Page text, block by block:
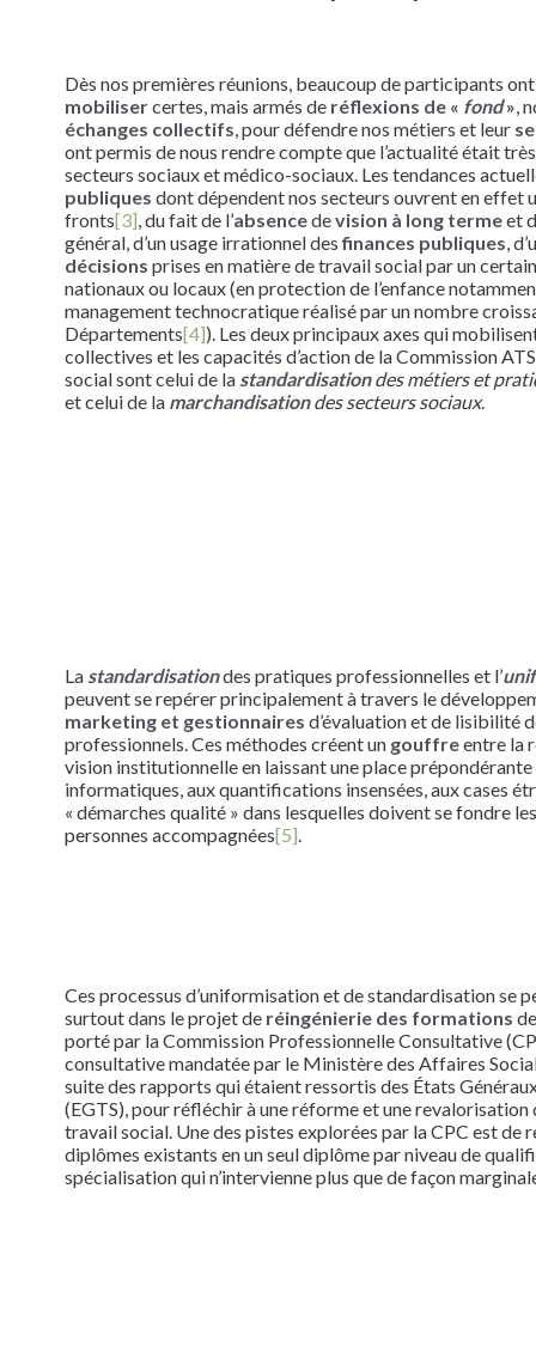
Dès nos premières réunions, beaucoup de participants
mobilisercertes, mais armés de réflexions de « fond»,
échanges collectifs, pour défendre nos métiers et leur
ont permis de nous rendre compte que l’actualité était
secteurs sociaux et médico-sociaux. Les tendances
publiques dont dépendent nos secteurs ouvrent en effet
fronts[3], du fait de l’absencedevision à long termeet
général, d’un usage irrationnel desfinances publiques,
décisions prises en matière de travail social par un
nationaux ou locaux (en protection de l’enfance
management technocratique réalisé par un nombre
Départements[4]). Les deux principaux axes qui
collectives et les capacités d’action de la Commission
social sont celui de la standardisationdes métiers et
et celui de la marchandisationdes secteurs sociaux.
La standardisationdes pratiques professionnelles et l’
peuvent se repérer principalement à travers le
marketing et gestionnaires d’évaluation et de lisibilité
professionnels. Ces méthodes créent un gouffreentre la
vision institutionnelle en laissant une place
informatiques, aux quantifications insensées, aux cases
« démarches qualité » dans lesquelles doivent se fondre
personnes accompagnées[5].
Ces processus d’uniformisation et de standardisation se
surtout dans le projet de réingénierie des formations
porté par la Commission Professionnelle Consultative
consultative mandatée par le Ministère des Affaires
suite des rapports qui étaient ressortis des États
(EGTS), pour réfléchir à une réforme et une revalorisation
travail social. Une des pistes explorées par la CPC est de
diplômes existants en un seul diplôme par niveau de
spécialisation qui n’intervienne plus que de façon